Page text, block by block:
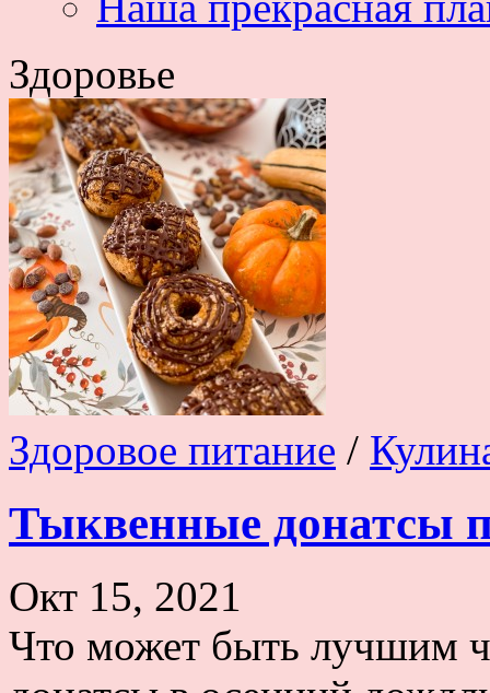
Здоровье
Здоровое питание /
Тыквенные донатсы
Окт 15, 2021
Что может быть лучшим